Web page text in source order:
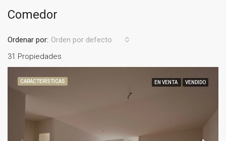
Comedor
31 Propiedades
Ordenar por: Orden por defecto
CARACTERÍSTICAS EN VENTA VENDIDO